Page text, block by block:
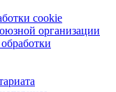
cookie
организации